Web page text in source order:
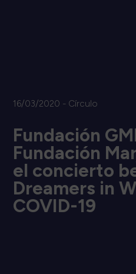
16/03/2020 - Círculo
Fundación
Fundación
el concierto
Dreamers in
COVID-19